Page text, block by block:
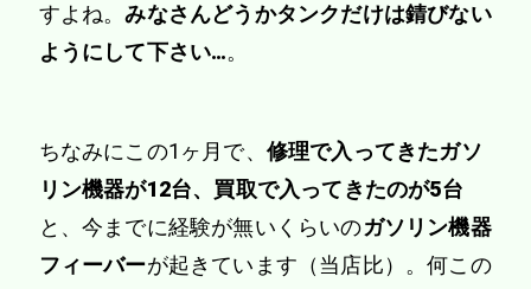
すよね。みなさんどうかタンクだけは錆びない
ようにして下さい…。
ちなみにこの1ヶ月で、 修理で入ってきたガソ
リン機器が12台、買取で入ってきたのが5台
と、今までに経験が無いくらいのガソリン機器
フィーバーが起きています（当店比）。何この